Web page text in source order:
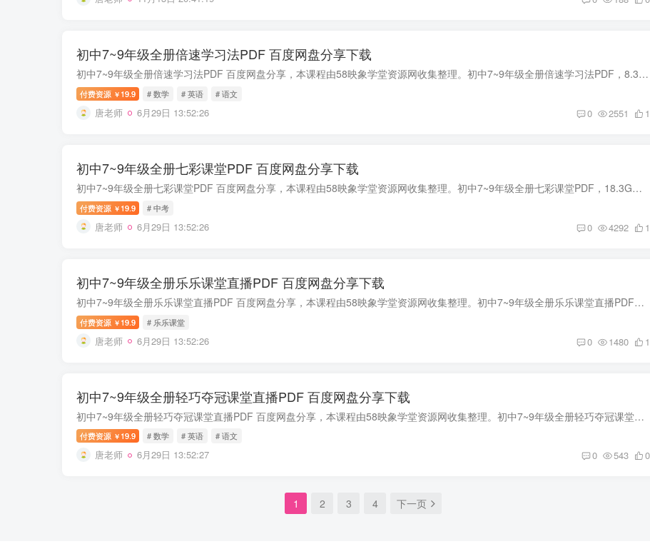
初中7~9年级全册倍速学习法PDF 百度网盘分享下载
初中7~9年级全册倍速学习法PDF 百度网盘分享，本课程由58映象学堂资源网收集整理。初中7~9年级全册倍速学习法PDF，8.30G百度网盘PDF电子书。资源目录7年级\\倍速学习法七年级上册历史与社会人教...
付费资源 ￥ 19.9 # 数学 # 英语 # 语文
唐老师 6月29日 13:52:26 0 2551 1
初中7~9年级全册七彩课堂PDF 百度网盘分享下载
初中7~9年级全册七彩课堂PDF 百度网盘分享，本课程由58映象学堂资源网收集整理。初中7~9年级全册七彩课堂PDF，18.3G百度网盘初中中考PDF电子书。资源目录7年级\\七彩课堂七年级上册历史人教版同...
付费资源 ￥ 19.9 # 中考
唐老师 6月29日 13:52:26 0 4292 1
初中7~9年级全册乐乐课堂直播PDF 百度网盘分享下载
初中7~9年级全册乐乐课堂直播PDF 百度网盘分享，本课程由58映象学堂资源网收集整理。初中7~9年级全册乐乐课堂直播PDF，1.81G百度网盘乐乐课堂电子书。资源目录乐乐课堂·直播七年级数学.pdf乐乐...
付费资源 ￥ 19.9 # 乐乐课堂
唐老师 6月29日 13:52:26 0 1480 1
初中7~9年级全册轻巧夺冠课堂直播PDF 百度网盘分享下载
初中7~9年级全册轻巧夺冠课堂直播PDF 百度网盘分享，本课程由58映象学堂资源网收集整理。初中7~9年级全册轻巧夺冠课堂直播PDF，7.00G百度网盘初中辅导教材PDF电子书。资源目录7年级\\课堂直播七...
付费资源 ￥ 19.9 # 数学 # 英语 # 语文
唐老师 6月29日 13:52:27 0 543 0
1 2 3 4 下一页